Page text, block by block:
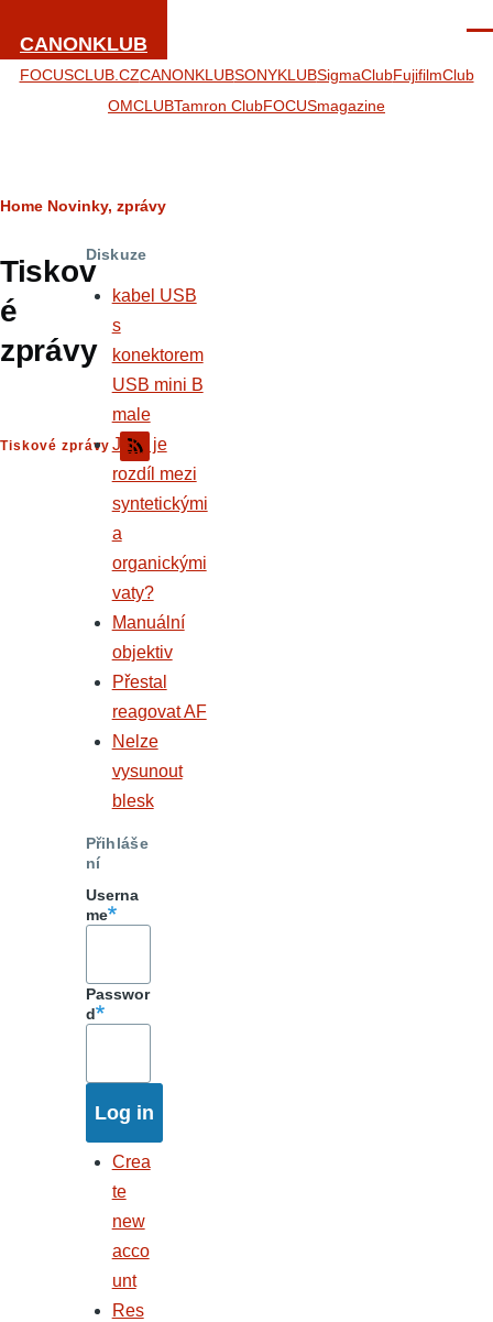
CANONKLUB
FOCUSCLUB.CZCANONKLUBSONYKLUBSigmaClubFujifilmClub
OMCLUBTamron ClubFOCUSmagazine
Breadcrumb
Home Novinky, zprávy
Tiskov
é
zprávy
Tiskové zprávy
Diskuze
kabel USB
s
konektorem
USB mini B
male
Jaký je
rozdíl mezi
syntetickými
a
organickými
vaty?
Manuální
objektiv
Přestal
reagovat AF
Nelze
vysunout
blesk
Přihláše
ní
Userna
me
Passwor
d
Crea
te
new
acco
unt
Res